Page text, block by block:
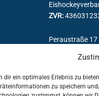
dir ein optimales Erlebnis zu
zu speichern
ZVR:
Peraustraße 17
Österreich
Tel.:0676/